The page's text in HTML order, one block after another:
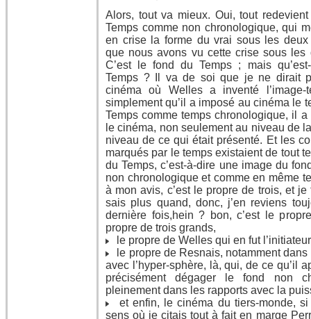
Alors, tout va mieux. Oui, tout
Temps comme non chronologique, qui
en crise la forme du vrai sous les deux
que nous avons vu cette crise sous les
C’est le fond du Temps ; mais
Temps ? Il va de soi que je ne dirait
cinéma où Welles a inventé
simplement qu’il a imposé au cinéma le
Temps comme temps chronologique, il
le cinéma, non seulement au niveau de
niveau de ce qui était présenté. Et les
marqués par le temps existaient de tout
du Temps, c’est-à-dire une image du
non chronologique et comme en même
à mon avis, c’est le propre de trois, et
sais plus quand, donc, j’en reviens
dernière fois,hein ? bon, c’est le
propre de trois grands,
le propre de Welles qui en fut
le propre de Resnais, notamment dans
avec l’hyper-sphère, là, qui, de ce qu’il
précisément dégager le fond non
pleinement dans les rapports avec la
et enfin, le cinéma du tiers-monde,
sens où je citais tout à fait en marge